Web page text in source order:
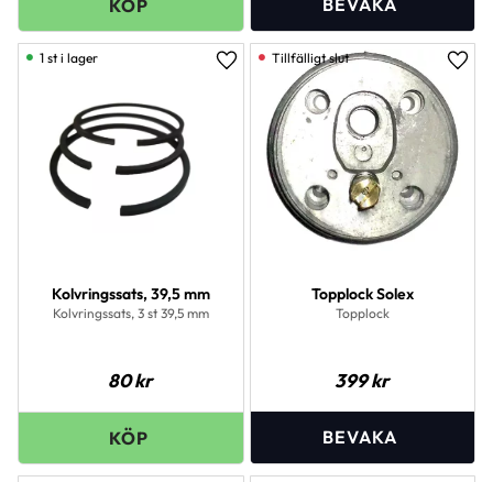
Kolvringssats, 39,5 mm
Kolvringssats, 3 st 39,5 mm
80kr
Lägg till i favoriter
1 st i lager
Topplock Solex
Topplock
399kr